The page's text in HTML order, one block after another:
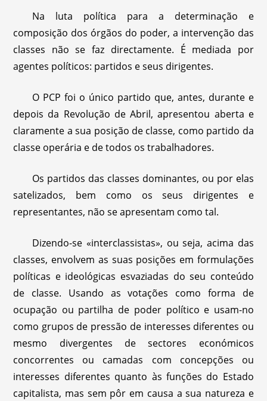
Na luta política para a determinação e
composição dos órgãos do poder, a intervenção das
classes não se faz directamente. É mediada por
agentes políticos: partidos e seus dirigentes.
O PCP foi o único partido que, antes, durante e
depois da Revolução de Abril, apresentou aberta e
claramente a sua posição de classe, como partido da
classe operária e de todos os trabalhadores.
Os partidos das classes dominantes, ou por elas
satelizados, bem como os seus dirigentes e
representantes, não se apresentam como tal.
Dizendo-se «interclassistas», ou seja, acima das
classes, envolvem as suas posições em formulações
políticas e ideológicas esvaziadas do seu conteúdo
de classe. Usando as votações como forma de
ocupação ou partilha de poder político e usam-no
como grupos de pressão de interesses diferentes ou
mesmo divergentes de sectores económicos
concorrentes ou camadas com concepções ou
interesses diferentes quanto às funções do Estado
capitalista, mas sem pôr em causa a sua natureza e